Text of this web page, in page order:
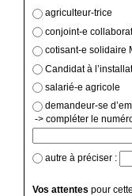
agriculteur-trice
conjoint-e
cotisant-e solidaire
salarié-e agricole
demandeur-se
-> compléter le
autre à préciser :
Vos attentes pour